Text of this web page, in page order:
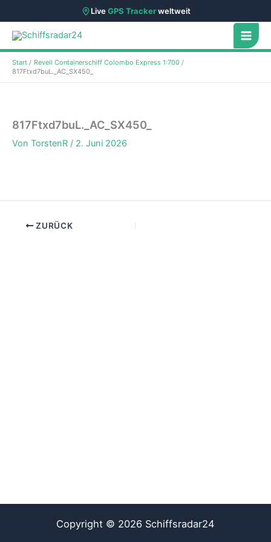
LiveGPS Trackerweltweit
Zum
Inhalt
springen
Start
Revell Containerschiff Colombo Express 1:700
817Ftxd7buL._AC_SX450_
817Ftxd7buL._AC_SX450_
Von TorstenR / 2. Juni 2026
ZURÜCK
Copyright © 2026 Schiffsradar24